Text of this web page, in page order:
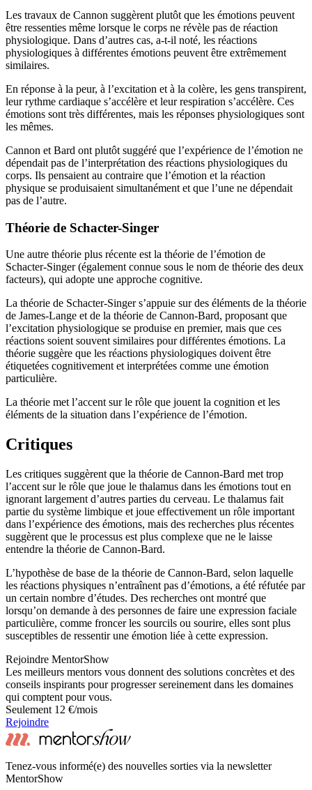
Les travaux de Cannon suggèrent plutôt que les émotions peuvent
être ressenties même lorsque le corps ne révèle pas de réaction
physiologique. Dans d’autres cas, a-t-il noté, les réactions
physiologiques à différentes émotions peuvent être extrêmement
similaires.
En réponse à la peur, à l’excitation et à la colère, les gens transpirent,
leur rythme cardiaque s’accélère et leur respiration s’accélère. Ces
émotions sont très différentes, mais les réponses physiologiques sont
les mêmes.
Cannon et Bard ont plutôt suggéré que l’expérience de l’émotion ne
dépendait pas de l’interprétation des réactions physiologiques du
corps. Ils pensaient au contraire que l’émotion et la réaction
physique se produisaient simultanément et que l’une ne dépendait
pas de l’autre.
Théorie de Schacter-Singer
Une autre théorie plus récente est la théorie de l’émotion de
Schacter-Singer (également connue sous le nom de théorie des deux
facteurs), qui adopte une approche cognitive.
La théorie de Schacter-Singer s’appuie sur des éléments de la théorie
de James-Lange et de la théorie de Cannon-Bard, proposant que
l’excitation physiologique se produise en premier, mais que ces
réactions soient souvent similaires pour différentes émotions. La
théorie suggère que les réactions physiologiques doivent être
étiquetées cognitivement et interprétées comme une émotion
particulière.
La théorie met l’accent sur le rôle que jouent la cognition et les
éléments de la situation dans l’expérience de l’émotion.
Critiques
Les critiques suggèrent que la théorie de Cannon-Bard met trop
l’accent sur le rôle que joue le thalamus dans les émotions tout en
ignorant largement d’autres parties du cerveau. Le thalamus fait
partie du système limbique et joue effectivement un rôle important
dans l’expérience des émotions, mais des recherches plus récentes
suggèrent que le processus est plus complexe que ne le laisse
entendre la théorie de Cannon-Bard.
L’hypothèse de base de la théorie de Cannon-Bard, selon laquelle
les réactions physiques n’entraînent pas d’émotions, a été réfutée par
un certain nombre d’études. Des recherches ont montré que
lorsqu’on demande à des personnes de faire une expression faciale
particulière, comme froncer les sourcils ou sourire, elles sont plus
susceptibles de ressentir une émotion liée à cette expression.
Rejoindre MentorShow
Les meilleurs mentors vous donnent des solutions concrètes et des
conseils inspirants pour progresser sereinement dans les domaines
qui comptent pour vous.
Seulement 12 €/mois
Rejoindre
Tenez-vous informé(e) des nouvelles sorties via la newsletter
MentorShow